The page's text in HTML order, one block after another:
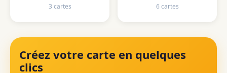
3 cartes 6 cartes
Créez votre carte en quelques
clics